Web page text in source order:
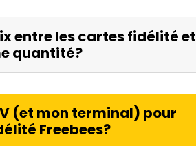
entre les cartes fidélité et
quantité?
(et mon terminal) pour
Freebees?